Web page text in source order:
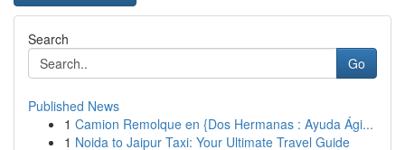
Search
Go
Published News
1 Camion Remolque en {Dos Hermanas : Ayuda Ági...
1 Noida to Jaipur Taxi: Your Ultimate Travel Guide